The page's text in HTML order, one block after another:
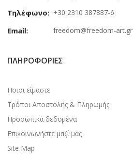
Τηλέφωνο: +30 2310 387887-6
Email: freedom@freedom-art.gr
ΠΛΗΡΟΦΟΡΊΕΣ
Ποιοι είμαστε
Τρόποι Αποστολής & Πληρωμής
Προσωπικά δεδομένα
Επικοινωνήστε μαζί μας
Site Map